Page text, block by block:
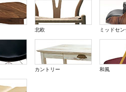
北欧 ミッドセ
カントリー 和風